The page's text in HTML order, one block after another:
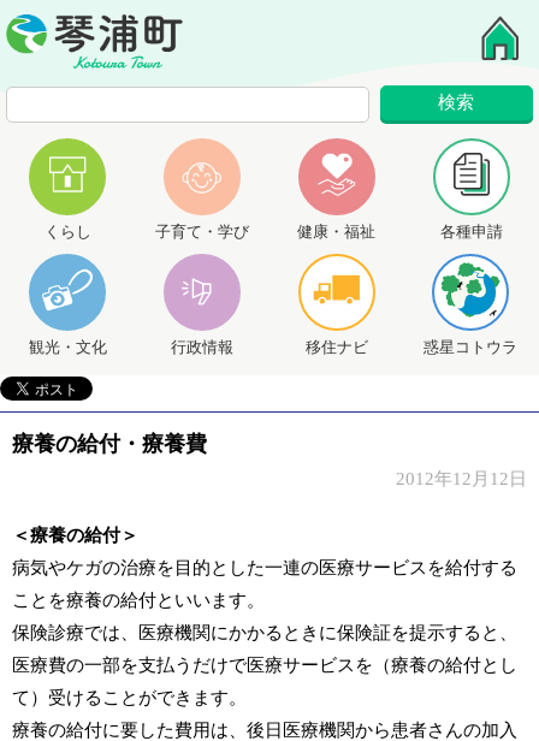
くらし 子育て・学び 健康・福祉 各種申請
観光・文化 行政情報 移住ナビ 惑星コトウラ
療養の給付・療養費
2012年12月12日
＜療養の給付＞
病気やケガの治療を目的とした一連の医療サービスを給付する
ことを療養の給付といいます。
保険診療では、医療機関にかかるときに保険証を提示すると、
医療費の一部を支払うだけで医療サービスを（療養の給付とし
て）受けることができます。
療養の給付に要した費用は、後日医療機関から患者さんの加入